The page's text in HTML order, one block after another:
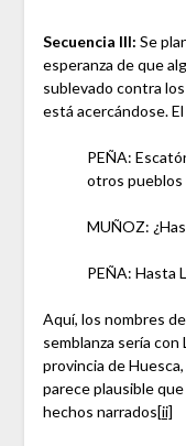
Secuencia III: Se
esperanza de que
sublevado contra
está acercándose.
PEÑA:
otros pueblos
MUÑOZ:
PEÑA: Hasta
Aquí, los nombres
semblanza sería
provincia de
parece plausible
hechos narrados[ii]